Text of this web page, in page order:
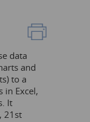
data
and
to a
in Excel,
It
21st